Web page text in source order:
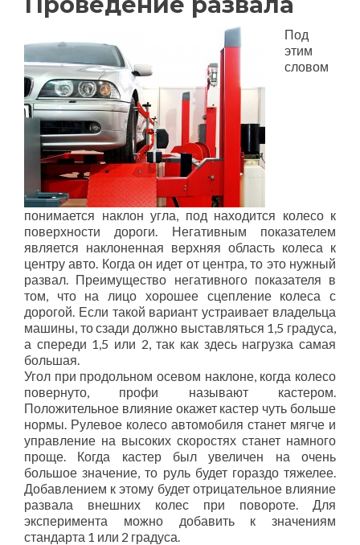
Под
этим
словом
понимается наклон угла, под находится колесо к
поверхности дороги. Негативным показателем
является наклоненная верхняя область колеса к
центру авто. Когда он идет от центра, то это нужный
развал. Преимущество негативного показателя в
том, что на лицо хорошее сцепление колеса с
дорогой. Если такой вариант устраивает владельца
машины, то сзади должно выставляться 1,5 градуса,
а спереди 1,5 или 2, так как здесь нагрузка самая
большая.
Угол при продольном осевом наклоне, когда колесо
повернуто, профи называют кастером.
Положительное влияние окажет кастер чуть больше
нормы. Рулевое колесо автомобиля станет мягче и
управление на высоких скоростях станет намного
проще. Когда кастер был увеличен на очень
большое значение, то руль будет гораздо тяжелее.
Добавлением к этому будет отрицательное влияние
развала внешних колес при повороте. Для
эксперимента можно добавить к значениям
стандарта 1 или 2 градуса.